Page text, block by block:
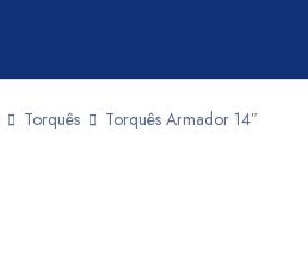
Torquês
Torquês Armador 14″